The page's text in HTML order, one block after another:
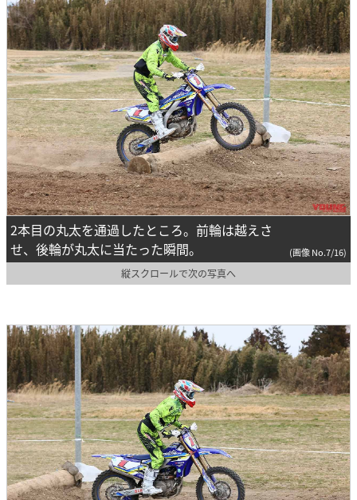
2本目の丸太を通過したところ。前輪は越えさ
せ、後輪が丸太に当たった瞬間。
(画像 No.7/16)
縦スクロールで次の写真へ